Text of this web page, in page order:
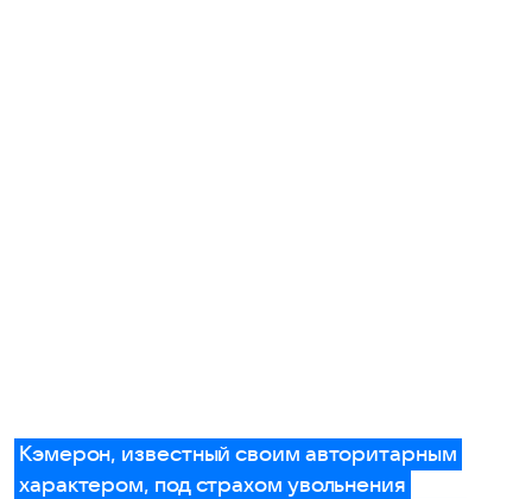
Кэмерон, известный своим авторитарным
характером, под страхом увольнения